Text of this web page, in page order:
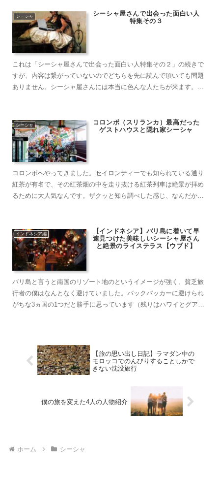
あくまで”参考の……
シーシャ
シーシャ屋さんで出会った面白い人
特集その３
これは「シーシャ屋さんで出会った面白い人特集その２」の続きで
すが、内容は繋がっていないのでどちらを先に読んで頂いても問題
ありません。シーシャ屋さんには本当に色んな人たちが来ます。日
やって来る人はど……
シーシャ
コロンボ（スリランカ）最高だった
ゲストハウスと隠れ家シーシャ
コロンボへやってきました。セイロンティーでも知られている通り
紅茶が有名で、その紅茶畑の中を走り抜ける紅茶列車は絶景が拝め
るために大人気なんです。ザクッと知ら調べした感じ、なんだかお
インドネシア編
【インドネシア】バリ島に着いて早
速見つけた美味しいシーシャ屋さん
と絶景のライステラス【ウブド】
バリ島と言うと南国のリゾート地のというイメージが強く、貧乏旅
行者の僕はなんとなく避けていました。バックパッカーに避けられ
がちな3ヵ国の1つだと勝手に思っています（残りはハワイとグア
【旅の思い出し日記】ラマダン中の
モロッコでのんびりすることしかで
きない沈没旅行
僕の旅を変えた4人の人物紹介
ホーム シーシャ